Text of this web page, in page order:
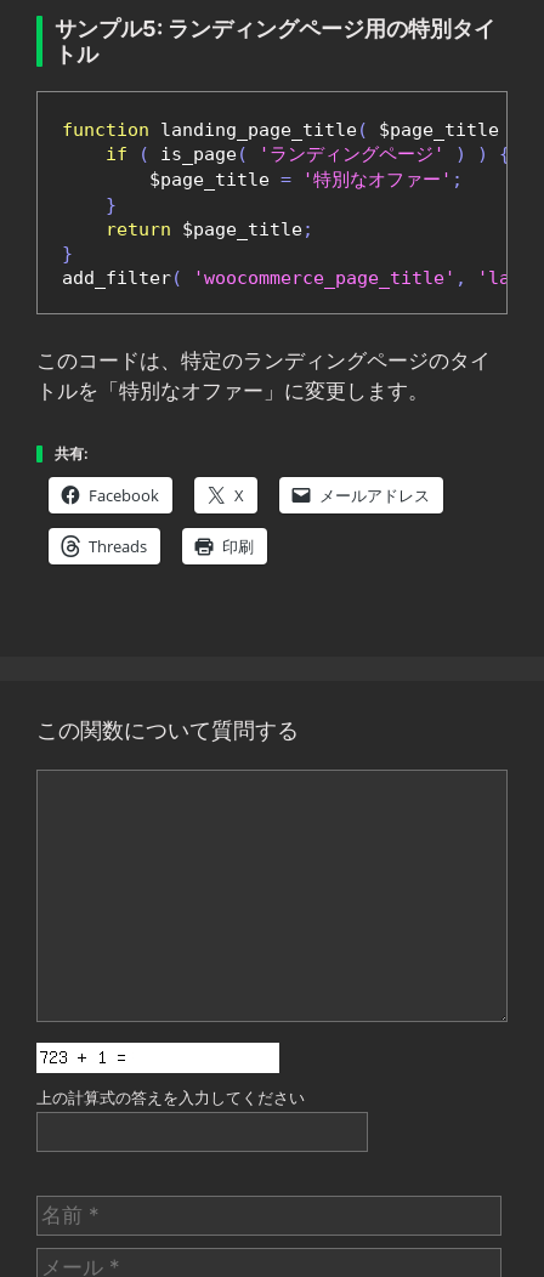
サンプル5: ランディングページ用の特別タイ
トル
function landing_page_title( $page_title
if
( is_page( 'ランディングページ' ) )
{
        $page_title
= '特別なオファー' ;
}
return $page_title;
}
add_filter( 'woocommerce_page_title' ,
このコードは、特定のランディングページのタイ
トルを「特別なオファー」に変更します。
共有:
Facebook X メールアドレス
Threads 印刷
この関数について質問する
上の計算式の答えを入力してください
名
前
メ